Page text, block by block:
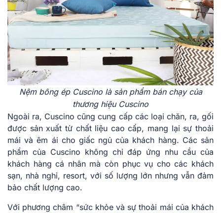
Nệm bông ép Cuscino là sản phẩm bán chạy của
thương hiệu Cuscino
Ngoài ra, Cuscino cũng cung cấp các loại chăn, ra, gối
được sản xuất từ chất liệu cao cấp, mang lại sự thoải
mái và êm ái cho giấc ngủ của khách hàng. Các sản
phẩm của Cuscino không chỉ đáp ứng nhu cầu của
khách hàng cá nhân mà còn phục vụ cho các khách
sạn, nhà nghỉ, resort, với số lượng lớn nhưng vẫn đảm
bảo chất lượng cao.
Với phương châm “sức khỏe và sự thoải mái của khách